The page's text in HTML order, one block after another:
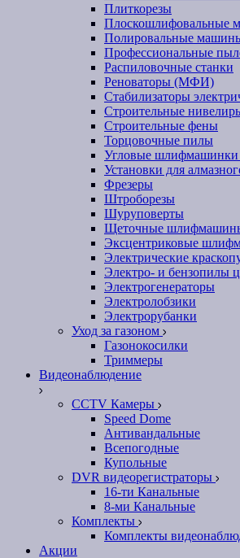
Плиткорезы
Плоскошлифовальные
Полировальные
Профессиональные
Распиловочные станки
Реноваторы (МФИ)
Стабилизаторы
Строительные
Строительные фены
Торцовочные пилы
Угловые шлифмашинки
Установки для
Фрезеры
Штроборезы
Шуруповерты
Щеточные
Эксцентриковые
Электрические
Электро- и бензопилы
Электрогенераторы
Электролобзики
Электрорубанки
Уход за газоном
Газонокосилки
Триммеры
Видеонаблюдение
CCTV Камеры
Speed Dome
Антивандальные
Всепогодные
Купольные
DVR видеорегистраторы
16-ти Канальные
8-ми Канальные
Комплекты
Комплекты
Акции